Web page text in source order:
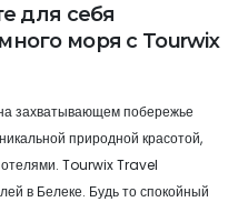
для себя
моря с Tourwix
захватывающем побережье
природной красотой,
Tourwix Travel
в Белеке. Будь то спокойный